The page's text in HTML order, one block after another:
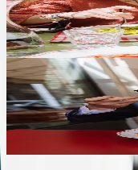
lundi au vendredi,
réduction qui
En savoir plus
10% de réduction,
Convention des
Motd’ordre, ROI. Du
sont garanties;les
goût est au top.
En savoir plus